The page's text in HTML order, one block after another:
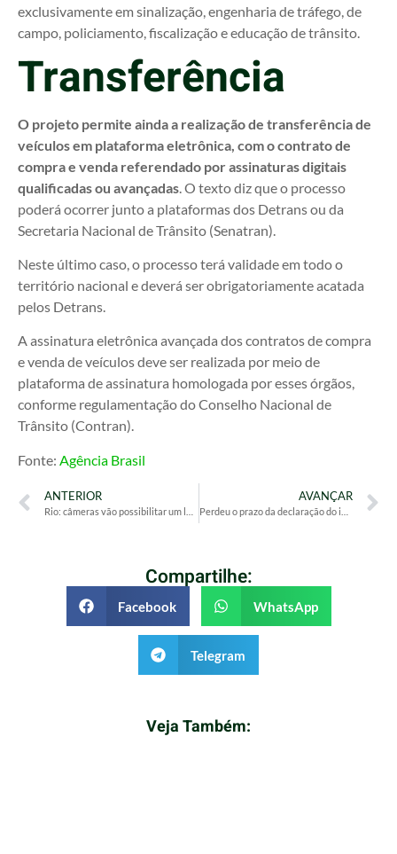
exclusivamente em sinalização, engenharia de tráfego, de
campo, policiamento, fiscalização e educação de trânsito.
Transferência
O projeto permite ainda a realização de transferência de
veículos em plataforma eletrônica, com o contrato de
compra e venda referendado por assinaturas digitais
qualificadas ou avançadas . O texto diz que o processo
poderá ocorrer junto a plataformas dos Detrans ou da
Secretaria Nacional de Trânsito (Senatran).
Neste último caso, o processo terá validade em todo o
território nacional e deverá ser obrigatoriamente acatada
pelos Detrans.
A assinatura eletrônica avançada dos contratos de compra
e venda de veículos deve ser realizada por meio de
plataforma de assinatura homologada por esses órgãos,
conforme regulamentação do Conselho Nacional de
Trânsito (Contran).
Fonte: Agência Brasil
ANTERIOR AVANÇAR
Compartilhe:
Facebook WhatsApp
Telegram
Veja Também: